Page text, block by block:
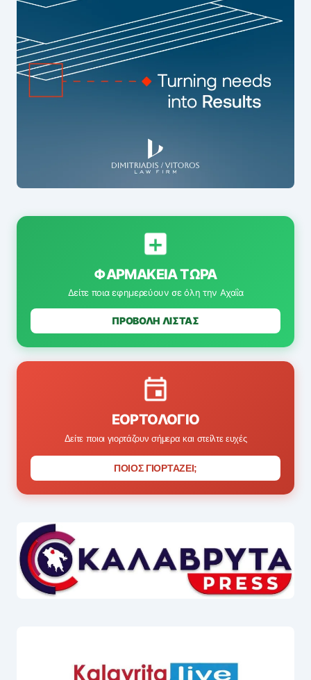
ΦΑΡΜΑΚΕΊΑ ΤΏΡΑ
Δείτε ποια εφημερεύουν σε όλη την Αχαΐα
ΠΡΟΒΟΛΗ ΛΙΣΤΑΣ
ΕΟΡΤΟΛΌΓΙΟ
Δείτε ποιοι γιορτάζουν σήμερα και στείλτε ευχές
ΠΟΙΟΣ ΓΙΟΡΤΑΖΕΙ;